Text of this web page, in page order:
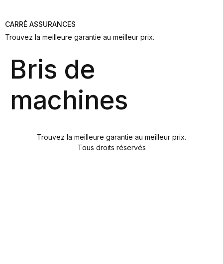
CARRÉ ASSURANCES
Trouvez la meilleure garantie au meilleur prix.
Bris de
machines
Trouvez la meilleure garantie au meilleur prix.
Tous droits réservés